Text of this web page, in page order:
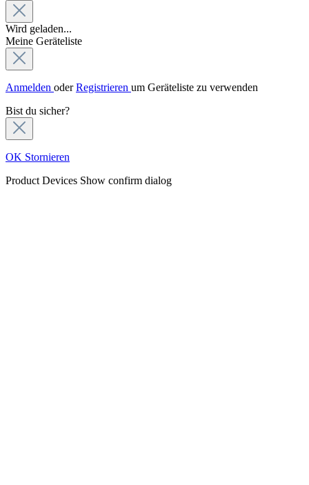
Wird geladen...
Meine Geräteliste
Anmelden oderRegistrieren um Geräteliste zu verwenden
Bist du sicher?
OK Stornieren
Product Devices Show confirm dialog